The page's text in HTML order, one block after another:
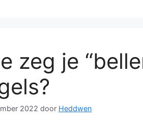
zeg je
2022 door Heddwen